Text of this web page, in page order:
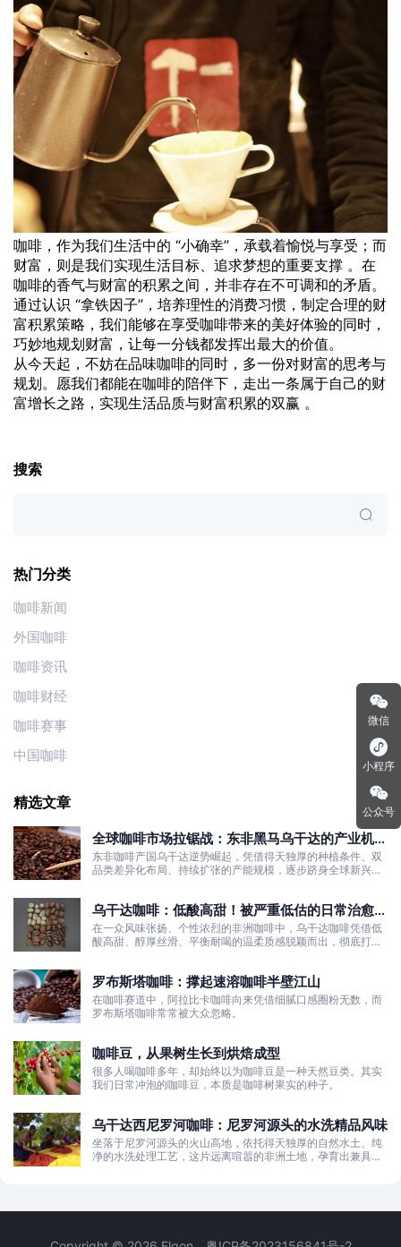
咖啡，作为我们生活中的 “小确幸”，承载着愉悦与享受；而
财富，则是我们实现生活目标、追求梦想的重要支撑 。在
咖啡的香气与财富的积累之间，并非存在不可调和的矛盾。
通过认识 “拿铁因子”，培养理性的消费习惯，制定合理的财
富积累策略，我们能够在享受咖啡带来的美好体验的同时，
巧妙地规划财富，让每一分钱都发挥出最大的价值。
从今天起，不妨在品味咖啡的同时，多一份对财富的思考与
规划。愿我们都能在咖啡的陪伴下，走出一条属于自己的财
富增长之路，实现生活品质与财富积累的双赢 。
搜索
热门分类
咖啡新闻
外国咖啡
咖啡资讯
咖啡财经
咖啡赛事
中国咖啡
精选文章
全球咖啡市场拉锯战：东非黑马乌干达的产业机遇
与发展真相
东非咖啡产国乌干达逆势崛起，凭借得天独厚的种植条件、双
品类差异化布局、持续扩张的产能规模，逐步跻身全球新兴咖
乌干达咖啡：低酸高甜！被严重低估的日常治愈口
粮豆
在一众风味张扬、个性浓烈的非洲咖啡中，乌干达咖啡凭借低
酸高甜、醇厚丝滑、平衡耐喝的温柔质感脱颖而出，彻底打破
罗布斯塔咖啡：撑起速溶咖啡半壁江山
在咖啡赛道中，阿拉比卡咖啡向来凭借细腻口感圈粉无数，而
罗布斯塔咖啡常常被大众忽略。
咖啡豆，从果树生长到烘焙成型
很多人喝咖啡多年，却始终以为咖啡豆是一种天然豆类。其实
我们日常冲泡的咖啡豆，本质是咖啡树果实的种子。
乌干达西尼罗河咖啡：尼罗河源头的水洗精品风味
坐落于尼罗河源头的火山高地，依托得天独厚的自然水土、纯
净的水洗处理工艺，这片远离喧嚣的非洲土地，孕育出兼具干
微信
小程序
公众号